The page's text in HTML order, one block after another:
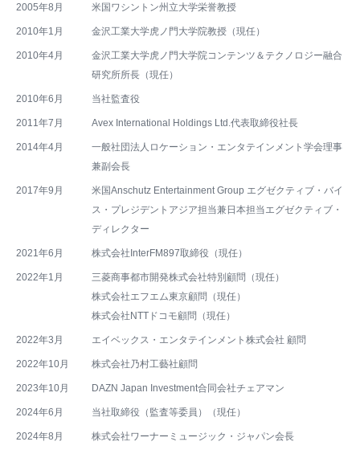
2005年8月 米国ワシントン州立大学栄誉教授
2010年1月 金沢工業大学虎ノ門大学院教授（現任）
2010年4月
金沢工業大学虎ノ門大学院コンテンツ＆テクノロジー融合
研究所所長（現任）
2010年6月 当社監査役
2011年7月 Avex International Holdings Ltd.代表取締役社長
2014年4月
一般社団法人ロケーション・エンタテインメント学会理事
兼副会長
2017年9月
米国Anschutz Entertainment Group エグゼクティブ・バイ
ス・プレジデントアジア担当兼日本担当エグゼクティブ・
ディレクター
2021年6月 株式会社InterFM897取締役（現任）
2022年1月
三菱商事都市開発株式会社特別顧問（現任）
株式会社エフエム東京顧問（現任）
株式会社NTTドコモ顧問（現任）
2022年3月 エイベックス・エンタテインメント株式会社 顧問
2022年10月 株式会社乃村工藝社顧問
2023年10月 DAZN Japan Investment合同会社チェアマン
2024年6月 当社取締役（監査等委員）（現任）
2024年8月 株式会社ワーナーミュージック・ジャパン会長